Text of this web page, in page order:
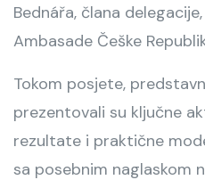
Bednářa, člana
Ambasade Češke
Tokom posjete,
prezentovali su ključne
rezultate i praktične
sa posebnim naglaskom